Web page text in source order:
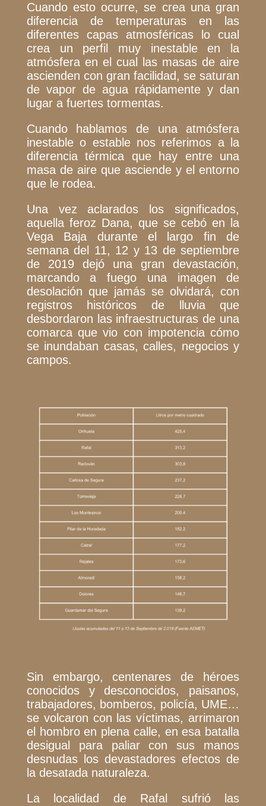
Cuando esto ocurre, se crea una gran
diferencia de temperaturas en las
diferentes capas atmosféricas lo cual
crea un perfil muy inestable en la
atmósfera en el cual las masas de aire
ascienden con gran facilidad, se saturan
de vapor de agua rápidamente y dan
lugar a fuertes tormentas.
Cuando hablamos de una atmósfera
inestable o estable nos referimos a la
diferencia térmica que hay entre una
masa de aire que asciende y el entorno
que le rodea.
Una vez aclarados los significados,
aquella feroz Dana, que se cebó en la
Vega Baja durante el largo fin de
semana del 11, 12 y 13 de septiembre
de 2019 dejó una gran devastación,
marcando a fuego una imagen de
desolación que jamás se olvidará, con
registros históricos de lluvia que
desbordaron las infraestructuras de una
comarca que vio con impotencia cómo
se inundaban casas, calles, negocios y
campos.
Sin embargo, centenares de héroes
conocidos y desconocidos, paisanos,
trabajadores, bomberos, policía, UME…
se volcaron con las víctimas, arrimaron
el hombro en plena calle, en esa batalla
desigual para paliar con sus manos
desnudas los devastadores efectos de
la desatada naturaleza.
La localidad de Rafal sufrió las